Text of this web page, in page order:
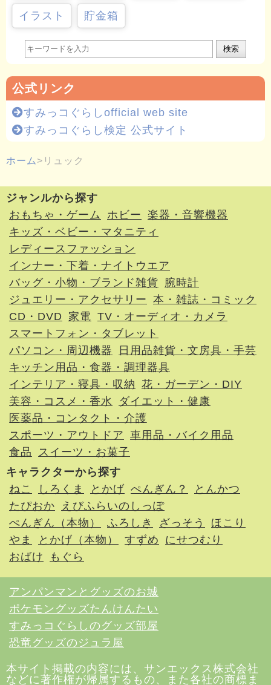
イラスト 貯金箱
検索
公式リンク
すみっコぐらしofficial web site
すみっコぐらし検定 公式サイト
ホーム リュック
ジャンルから探す
おもちゃ・ゲーム
ホビー 楽器・音響機器
キッズ・ベビー・マタニティ
レディースファッション
インナー・下着・ナイトウエア
バッグ・小物・ブランド雑貨 腕時計
ジュエリー・アクセサリー 本・雑誌・コミック
CD・DVD
家電 TV・オーディオ・カメラ
スマートフォン・タブレット
パソコン・周辺機器
日用品雑貨・文房具・手芸
キッチン用品・食器・調理器具
インテリア・寝具・収納 花・ガーデン・DIY
美容・コスメ・香水
ダイエット・健康
医薬品・コンタクト・介護
スポーツ・アウトドア 車用品・バイク用品
食品
スイーツ・お菓子
キャラクターから探す
ねこ
しろくま とかげ ぺんぎん？
とんかつ
たぴおか
えびふらいのしっぽ
ぺんぎん（本物）
ふろしき ざっそう
ほこり
やま
とかげ（本物） すずめ
にせつむり
おばけ
もぐら
アンパンマンとグッズのお城
ポケモングッズたんけんたい
すみっコぐらしのグッズ部屋
恐竜グッズのジュラ屋
本サイト掲載の内容には、サンエックス株式会社
などに著作権が帰属するもの、また各社の商標ま